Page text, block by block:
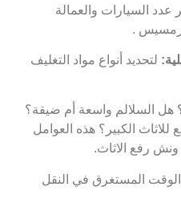
عدد السيارات والعمالة
رمسيس .
لتحديد أنواع مواد التغليف
السلالم واسعة أم ضيقة؟
للاثاث الكبير؟ هذه العوامل
ونش رفع الاثاث.
الوقت المستغرق في النقل